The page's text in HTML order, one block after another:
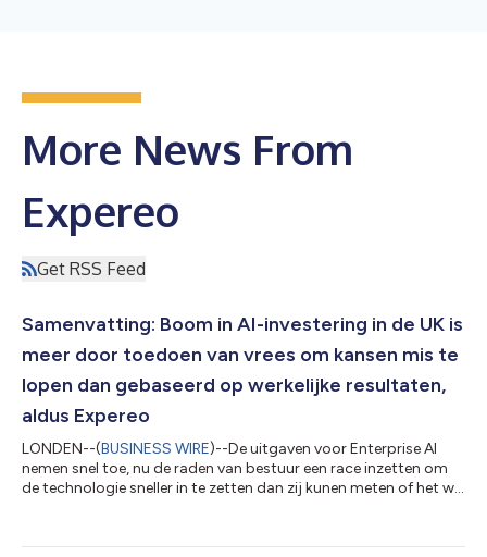
More News From
Expereo
Get RSS Feed
Samenvatting: Boom in AI-investering in de UK is
meer door toedoen van vrees om kansen mis te
lopen dan gebaseerd op werkelijke resultaten,
aldus Expereo
LONDEN--(BUSINESS WIRE)--De uitgaven voor Enterprise AI
nemen snel toe, nu de raden van bestuur een race inzetten om
de technologie sneller in te zetten dan zij kunen meten of het wel
gemotiveerd door het potentieel ervan of door angst om in